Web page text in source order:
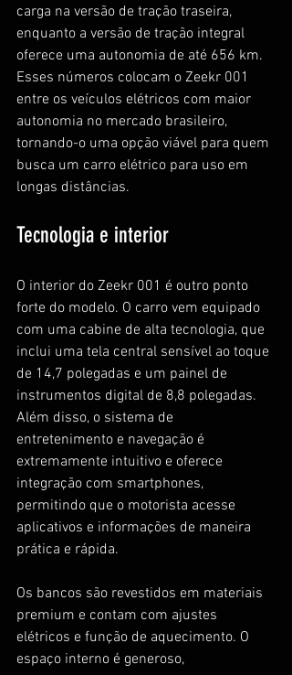
carga na versão de tração traseira,
enquanto a versão de tração integral
oferece uma autonomia de até 656 km.
Esses números colocam o Zeekr 001
entre os veículos elétricos com maior
autonomia no mercado brasileiro,
tornando-o uma opção viável para quem
busca um carro elétrico para uso em
longas distâncias.
Tecnologia e interior
O interior do Zeekr 001 é outro ponto
forte do modelo. O carro vem equipado
com uma cabine de alta tecnologia, que
inclui uma tela central sensível ao toque
de 14,7 polegadas e um painel de
instrumentos digital de 8,8 polegadas.
Além disso, o sistema de
entretenimento e navegação é
extremamente intuitivo e oferece
integração com smartphones,
permitindo que o motorista acesse
aplicativos e informações de maneira
prática e rápida.
Os bancos são revestidos em materiais
premium e contam com ajustes
elétricos e função de aquecimento. O
espaço interno é generoso,